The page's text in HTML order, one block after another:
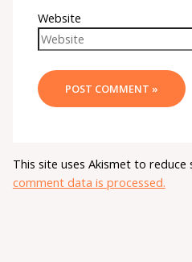
Website
This site uses Akismet to reduce
comment data is processed.